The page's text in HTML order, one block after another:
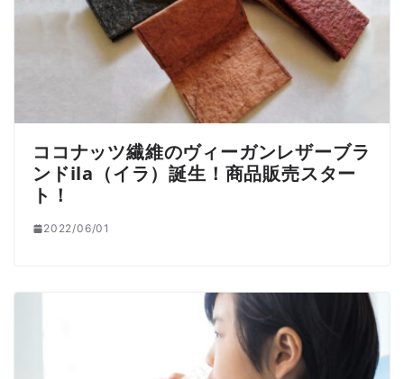
ココナッツ繊維のヴィーガンレザーブラ
ンドila（イラ）誕生！商品販売スター
ト！
2022/06/01